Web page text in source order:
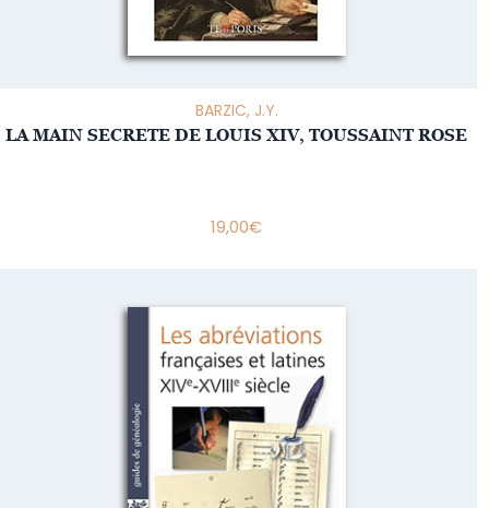
BARZIC, J.Y.
LA MAIN SECRETE DE LOUIS XIV, TOUSSAINT ROSE
19,00€